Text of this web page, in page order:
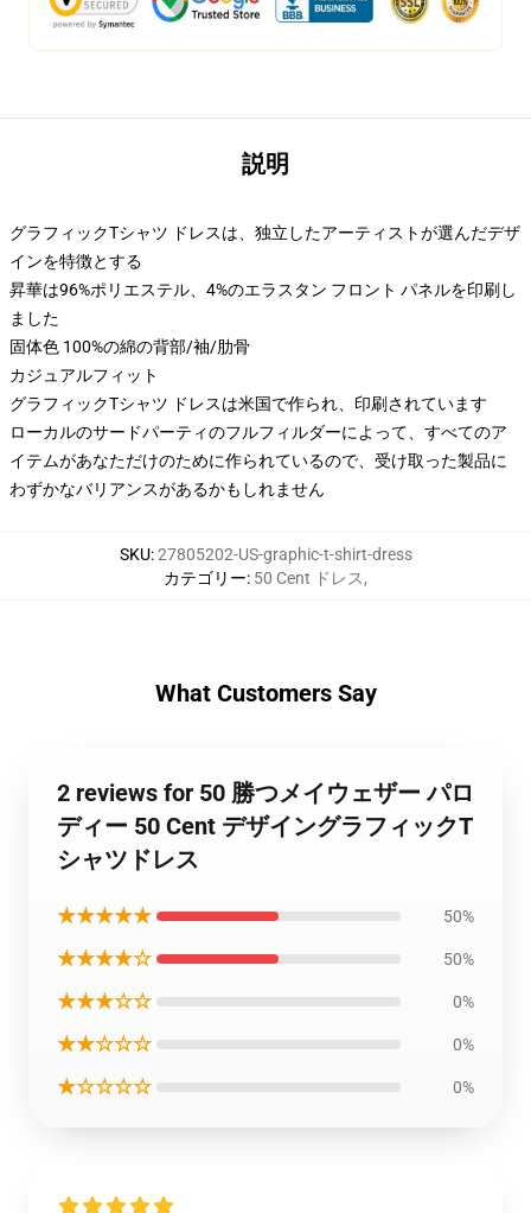
説明
グラフィックTシャツ ドレスは、独立したアーティストが選んだデザ
インを特徴とする
昇華は96%ポリエステル、4%のエラスタン フロント パネルを印刷し
ました
固体色 100%の綿の背部/袖/肋骨
カジュアルフィット
グラフィックTシャツ ドレスは米国で作られ、印刷されています
ローカルのサードパーティのフルフィルダーによって、すべてのア
イテムがあなただけのために作られているので、受け取った製品に
わずかなバリアンスがあるかもしれません
SKU:27805202-US-graphic-t-shirt-dress
カテゴリー: 50 Cent ドレス,
What Customers Say
2 reviews for 50 勝つメイウェザー パロ
ディー 50 Cent デザイングラフィックT
シャツドレス
★★★★★ 50%
★★★★☆ 50%
★★★☆☆ 0%
★★☆☆☆ 0%
★☆☆☆☆ 0%